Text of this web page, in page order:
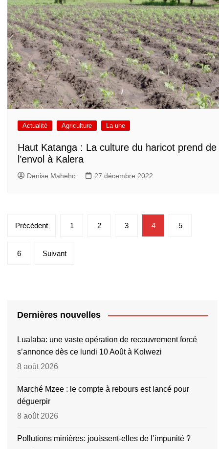
Actualité Agriculture La une
Haut Katanga : La culture du haricot prend de
l’envol à Kalera
Denise Maheho 27 décembre 2022
Pagination
publications
Précédent 1 2 3 4 5
6 Suivant
Dernières nouvelles
Lualaba: une vaste opération de recouvrement forcé
s’annonce dès ce lundi 10 Août à Kolwezi
8 août 2026
Marché Mzee : le compte à rebours est lancé pour
déguerpir
8 août 2026
Pollutions minières: jouissent-elles de l’impunité ?